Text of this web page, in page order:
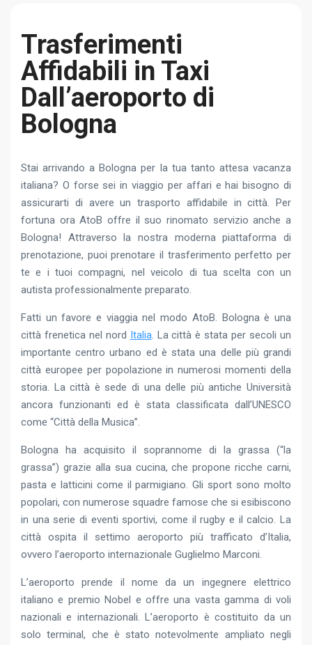
Trasferimenti
Affidabili in Taxi
Dall’aeroporto di
Bologna
Stai arrivando a Bologna per la tua tanto attesa vacanza
italiana? O forse sei in viaggio per affari e hai bisogno di
assicurarti di avere un trasporto affidabile in città. Per
fortuna ora AtoB offre il suo rinomato servizio anche a
Bologna! Attraverso la nostra moderna piattaforma di
prenotazione, puoi prenotare il trasferimento perfetto per
te e i tuoi compagni, nel veicolo di tua scelta con un
autista professionalmente preparato.
Fatti un favore e viaggia nel modo AtoB. Bologna è una
città frenetica nel nord Italia. La città è stata per secoli un
importante centro urbano ed è stata una delle più grandi
città europee per popolazione in numerosi momenti della
storia. La città è sede di una delle più antiche Università
ancora funzionanti ed è stata classificata dall’UNESCO
come “Città della Musica”.
Bologna ha acquisito il soprannome di la grassa (“la
grassa”) grazie alla sua cucina, che propone ricche carni,
pasta e latticini come il parmigiano. Gli sport sono molto
popolari, con numerose squadre famose che si esibiscono
in una serie di eventi sportivi, come il rugby e il calcio. La
città ospita il settimo aeroporto più trafficato d’Italia,
ovvero l’aeroporto internazionale Guglielmo Marconi.
L’aeroporto prende il nome da un ingegnere elettrico
italiano e premio Nobel e offre una vasta gamma di voli
nazionali e internazionali. L’aeroporto è costituito da un
solo terminal, che è stato notevolmente ampliato negli